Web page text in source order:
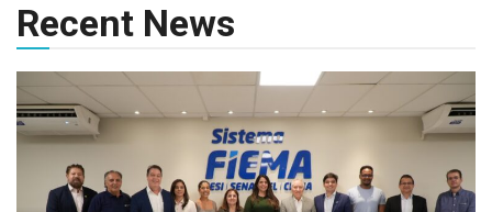
Recent News